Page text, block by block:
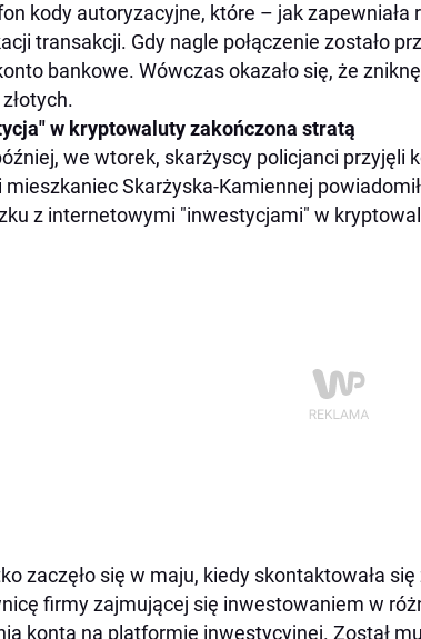
kody autoryzacyjne, które – jak zapewniała
transakcji. Gdy nagle połączenie zostało
bankowe. Wówczas okazało się, że
w kryptowaluty zakończona stratą
we wtorek, skarżyscy policjanci przyjęli
mieszkaniec Skarżyska-Kamiennej
z internetowymi "inwestycjami" w
zaczęło się w maju, kiedy skontaktowała
firmy zajmującej się inwestowaniem w
konta na platformie inwestycyjnej. Został